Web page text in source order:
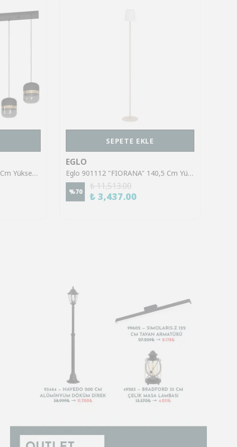
Eglo 39921 "SINSIGA" 150 Cm Yüksekliğinde Çelik Siyah Sarkıt Avize
SEPETE EKLE
EGLO
Eglo 901112 "FIORANA" 140,5 Cm Yüksekliğinde Çelik Köşe Lambası Lambader
%70
₺ 11,513.00
₺ 3,437.00